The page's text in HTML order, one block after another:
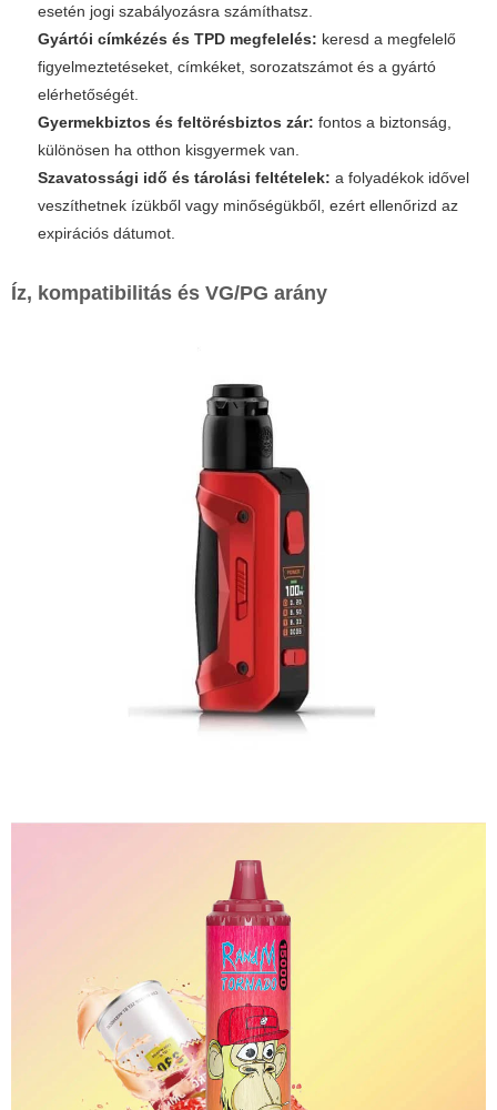
esetén jogi szabályozásra számíthatsz.
Gyártói címkézés és TPD megfelelés: keresd a megfelelő
figyelmeztetéseket, címkéket, sorozatszámot és a gyártó
elérhetőségét.
Gyermekbiztos és feltörésbiztos zár: fontos a biztonság,
különösen ha otthon kisgyermek van.
Szavatossági idő és tárolási feltételek: a folyadékok idővel
veszíthetnek ízükből vagy minőségükből, ezért ellenőrizd az
expirációs dátumot.
Íz, kompatibilitás és VG/PG arány